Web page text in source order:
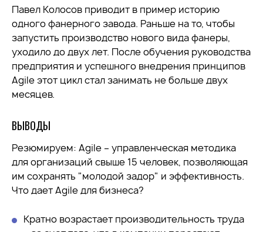
Павел Колосов приводит в пример историю
одного фанерного завода. Раньше на то, чтобы
запустить производство нового вида фанеры,
уходило до двух лет. После обучения руководства
предприятия и успешного внедрения принципов
Agile этот цикл стал занимать не больше двух
месяцев.
ВЫВОДЫ
Резюмируем: Agile – управленческая методика
для организаций свыше 15 человек, позволяющая
им сохранять "молодой задор" и эффективность.
Что дает Agile для бизнеса?
Кратно возрастает производительность труда